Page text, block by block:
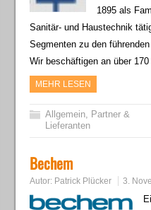
1895 als
Sanitär- und Haustechnik
Segmenten zu den
Wir beschäftigen an über
MEHR LESEN
Allgemein, Partner &
Lieferanten
Bechem
Autor: Patrick Plücker 3.